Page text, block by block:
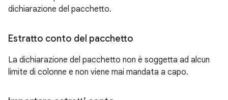
dichiarazione del pacchetto.
Estratto conto del pacchetto
La dichiarazione del pacchetto non è soggetta ad alcun
limite di colonne e non viene mai mandata a capo.